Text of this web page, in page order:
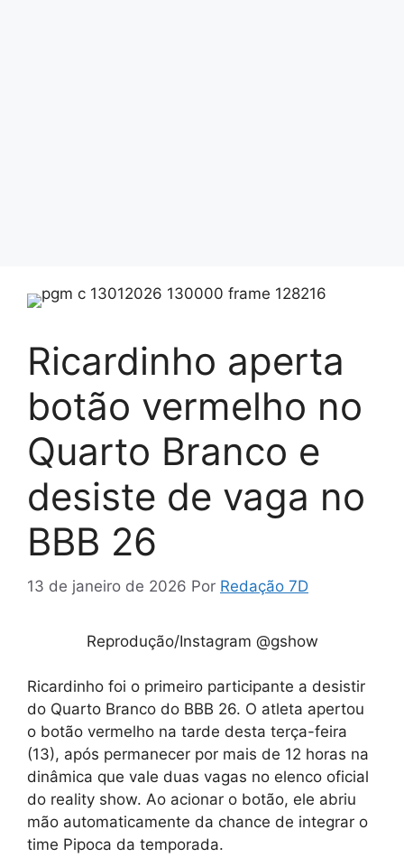
Ricardinho aperta
botão vermelho no
Quarto Branco e
desiste de vaga no
BBB 26
13 de janeiro de 2026 Por Redação 7D
Reprodução/Instagram @gshow
Ricardinho foi o primeiro participante a desistir
do Quarto Branco do BBB 26. O atleta apertou
o botão vermelho na tarde desta terça-feira
(13), após permanecer por mais de 12 horas na
dinâmica que vale duas vagas no elenco oficial
do reality show. Ao acionar o botão, ele abriu
mão automaticamente da chance de integrar o
time Pipoca da temporada.